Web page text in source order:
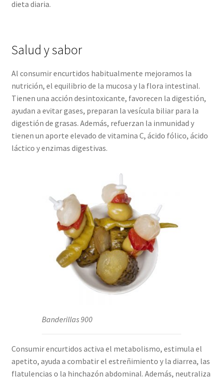
dieta diaria.
Salud y sabor
Al consumir encurtidos habitualmente mejoramos la
nutrición, el equilibrio de la mucosa y la flora intestinal.
Tienen una acción desintoxicante, favorecen la digestión,
ayudan a evitar gases, preparan la vesícula biliar para la
digestión de grasas. Además, refuerzan la inmunidad y
tienen un aporte elevado de vitamina C, ácido fólico, ácido
láctico y enzimas digestivas.
Banderillas 900
Consumir encurtidos activa el metabolismo, estimula el
apetito, ayuda a combatir el estreñimiento y la diarrea, las
flatulencias o la hinchazón abdominal. Además, neutraliza